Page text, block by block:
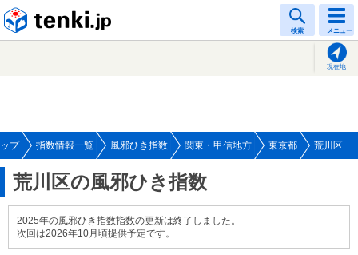
検索 メニュー
現在地
プ 指数情報一覧 風邪ひき指数 関東・甲信地方 東京都 荒川区
荒川区の風邪ひき指数
2025年の風邪ひき指数指数の更新は終了しました。
次回は2026年10月頃提供予定です。